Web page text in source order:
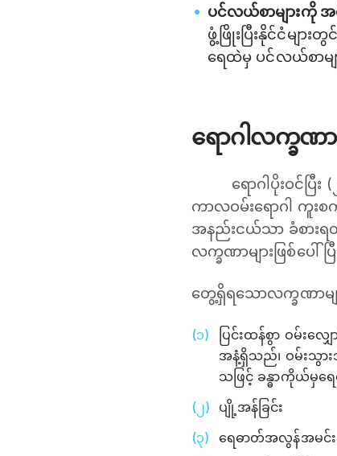
ပင်လယ်စာများကို
ဖွံ့ဖြိုးပြီးနိုင်ငံများ
ရေထဲမှ ပင်လယ်စာမျ
ရောဂါလက္ခဏာ
ရောဂါပိုးဝင်ပ
ကာလဝမ်းရောဂါ ကူး
အနည်းငယ်သာ ခံစားရ
လက္ခဏာများဖြစ်ပ
တွေ့ရှိရသောလက္ခဏာမျာ
ပြင်းထန်စွာ ဝမ်း
အနံ့ရှိသည်၊ ဝမ်းသွာ
သဖြင့် ခန္ဓာကိုယ်မှ
ပျို့အန်ခြင်း
ရေဓာတ်အလွန်အမင်း